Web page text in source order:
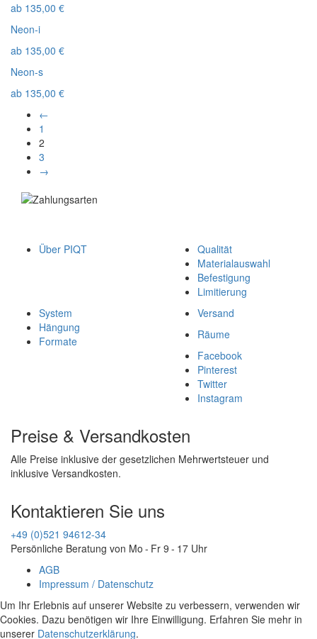
ab 135,00 €
Neon-i
ab 135,00 €
Neon-s
ab 135,00 €
←
1
2
3
→
Über PIQT
Qualität
Materialauswahl
Befestigung
Limitierung
System
Hängung
Formate
Versand
Räume
Facebook
Pinterest
Twitter
Instagram
Preise & Versandkosten
Alle Preise inklusive der gesetzlichen Mehrwertsteuer und
inklusive Versandkosten.
Kontaktieren Sie uns
+49 (0)521 94612-34
Persönliche Beratung von Mo - Fr 9 - 17 Uhr
AGB
Impressum / Datenschutz
Um Ihr Erlebnis auf unserer Website zu verbessern, verwenden wir
Cookies. Dazu benötigen wir Ihre Einwilligung. Erfahren Sie mehr in
unserer Datenschutzerklärung.